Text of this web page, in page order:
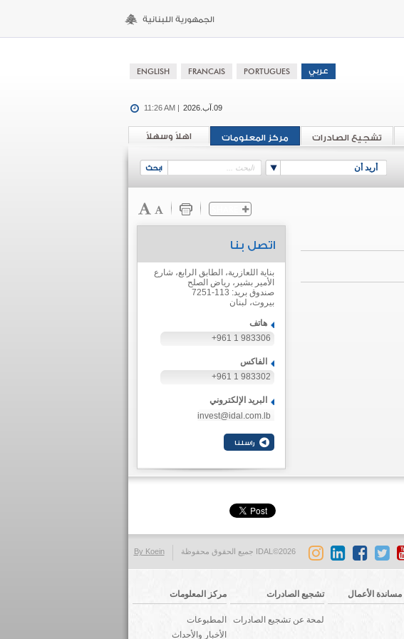
09.آب.2026 11:26 AM |
اهلاً وسهلاً مركز المعلومات تشجيع الصادرات
أريد أن
اتصل بنا
بناية اللعازرية، الطابق الرابع، شارع
الأمير بشير، رياض الصلح
صندوق بريد: 113-7251
بيروت، لبنان
هاتف
+961 1 983306
الفاكس
+961 1 983302
البريد الإلكتروني
invest@idal.com.lb
By Koein IDAL©2026 جميع الحقوق محفوظة
الأعمال تشجيع الصادرات
لمحة عن تشجيع الصادرات
مركز المعلومات
المطبوعات
الأخبار والأحداث